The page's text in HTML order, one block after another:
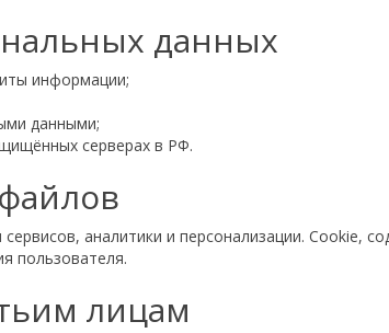
данных
информации;
данными;
серверах в РФ.
аналитики и персонализации. Cookie,
пользователя.
лицам